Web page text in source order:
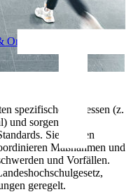
Organisation
spezifische Interessen (z.
und sorgen für
Sie beraten
Maßnahmen und
und Vorfällen.
geregelt.